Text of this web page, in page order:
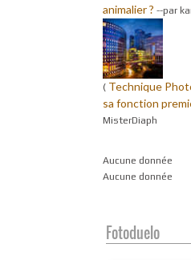
animalier ? --par
( Technique
sa fonction
MisterDiaph
Aucune donnée
Aucune donnée
Fotoduelo